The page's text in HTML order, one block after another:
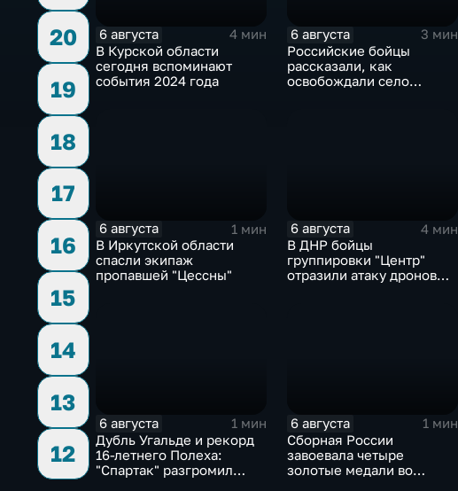
20
19
18
17
16
15
14
13
12
6 августа
4 мин
В Курской области
сегодня вспоминают
события 2024 года
6 августа
3 мин
Российские бойцы
рассказали, как
освобождали село
6 августа
1 мин
В Иркутской области
спасли экипаж
пропавшей "Цессны"
6 августа
4 мин
В ДНР бойцы
группировки "Центр"
отразили атаку дронов
6 августа
1 мин
Дубль Угальде и рекорд
16-летнего Полеха:
"Спартак" разгромил
6 августа
1 мин
Сборная России
завоевала четыре
золотые медали во